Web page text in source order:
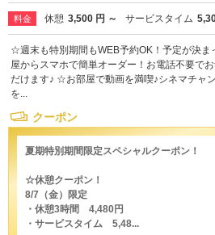
料金 休憩 3,500 円 ～ サービスタイム
☆週末も特別期間もWEB予約OK！予定が決
屋からスマホで簡単オーダー！お電話不要で
だけます♪ ☆お部屋で動画を満喫♪シネマチャ
を...
クーポン
夏期特別期間限定スペシャルクーポン！
☆休憩クーポン！
8/7（金）限定
・休憩3時間 4,480円
・サービスタイム 5,48...